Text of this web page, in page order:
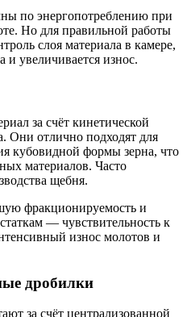
по энергопотреблению при
Но для правильной работы
слоя материала в камере,
и увеличивается износ.
за счёт кинетической
Они отлично подходят для
кубовидной формы зерна, что
материалов. Часто
щебня.
фракционируемость и
— чувствительность к
износ молотов и
дробилки
за счёт централизованной